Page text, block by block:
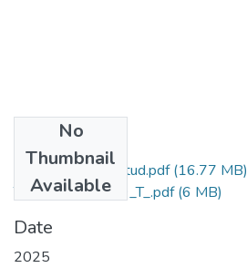
No
Thumbnail
Available
Grado de Similitud.pdf(16.77 MB)
T036_76602029_T_.pdf(6 MB)
Date
2025